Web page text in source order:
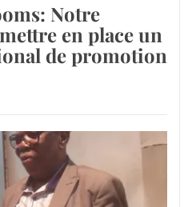
Notre
en place un
de promotion